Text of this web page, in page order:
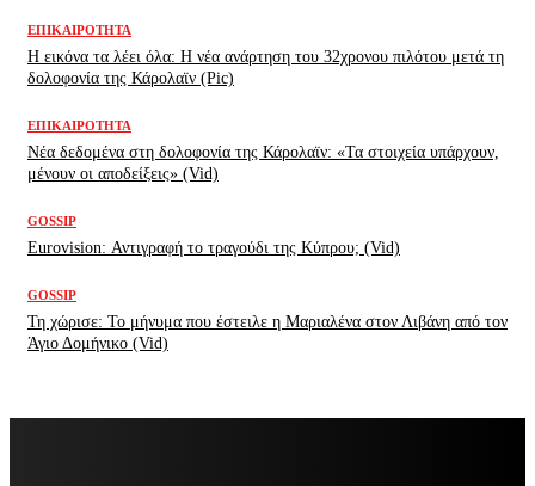
ΕΠΙΚΑΙΡΌΤΗΤΑ
H εικόνα τα λέει όλα: H νέα ανάρτηση του 32χρονου πιλότου μετά τη
δολοφονία της Κάρολαϊν (Pic)
ΕΠΙΚΑΙΡΌΤΗΤΑ
Νέα δεδομένα στη δολοφονία της Κάρολαϊν: «Τα στοιχεία υπάρχουν,
μένουν οι αποδείξεις» (Vid)
GOSSIP
Eurovision: Αντιγραφή το τραγούδι της Κύπρου; (Vid)
GOSSIP
Τη χώρισε: Το μήνυμα που έστειλε η Μαριαλένα στον Λιβάνη από τον
Άγιο Δομήνικο (Vid)